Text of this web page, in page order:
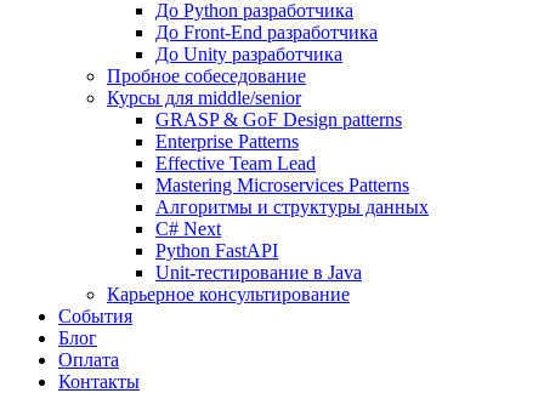
До Python разработчика
До Front-End разработчика
До Unity разработчика
Пробное собеседование
Курсы для middle/senior
GRASP & GoF Design patterns
Enterprise Patterns
Effective Team Lead
Mastering Microservices Patterns
Алгоритмы и структуры данных
C# Next
Python FastAPI
Unit-тестирование в Java
Карьерное консультирование
События
Блог
Оплата
Контакты